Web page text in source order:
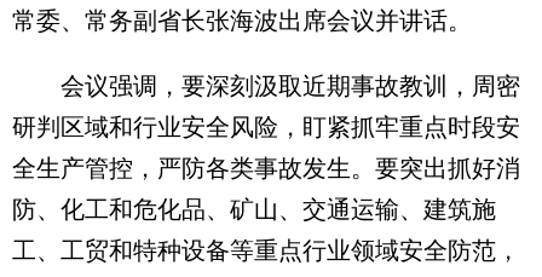
常委、常务副省长张海波出席会议并讲话。
会议强调，要深刻汲取近期事故教训，周密
研判区域和行业安全风险，盯紧抓牢重点时段安
全生产管控，严防各类事故发生。要突出抓好消
防、化工和危化品、矿山、交通运输、建筑施
工、工贸和特种设备等重点行业领域安全防范，